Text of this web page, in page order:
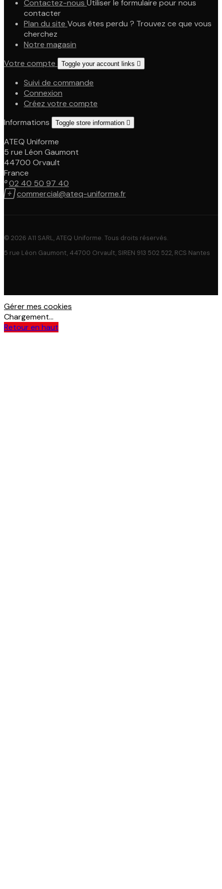
Contactez-nous Utiliser le formulaire pour nous
contacter
Plan du site Vous êtes perdu ? Trouvez ce que vous
cherchez
Notre magasin
Votre compte
Toggle your account links 
Suivi de commande
Connexion
Créez votre compte
Informations
Toggle store information 
ATEQ Uniforme
5 rue Léon Gaumont
44700 Orvault
France
02 40 50 97 40
commercial@ateq-uniforme.fr
© 2026 A11 SARL, ATEQ Uniforme. Tous droits réservés.
5 rue Léon Gaumont, 44700 Orvault, SIREN 913 502 522, RCS Nantes
Gérer mes cookies
Chargement...
Retour en haut